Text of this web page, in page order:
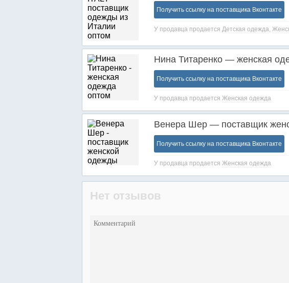
Получить ссылку на поставщика Вконтакте
У продавца продается Детская одежда,
Нина Титаренко — женская
Получить ссылку на поставщика Вконтакте
У продавца продается Женская одежда
Венера Шер — поставщик
Получить ссылку на поставщика Вконтакте
У продавца продается Женская одежда
Нет отзывов